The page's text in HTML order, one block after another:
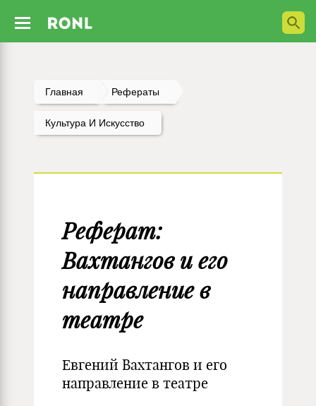
Главная Рефераты
Культура И Искусство
Реферат:
Вахтангов и его
направление в
театре
Евгений Вахтангов и его
направление в театре